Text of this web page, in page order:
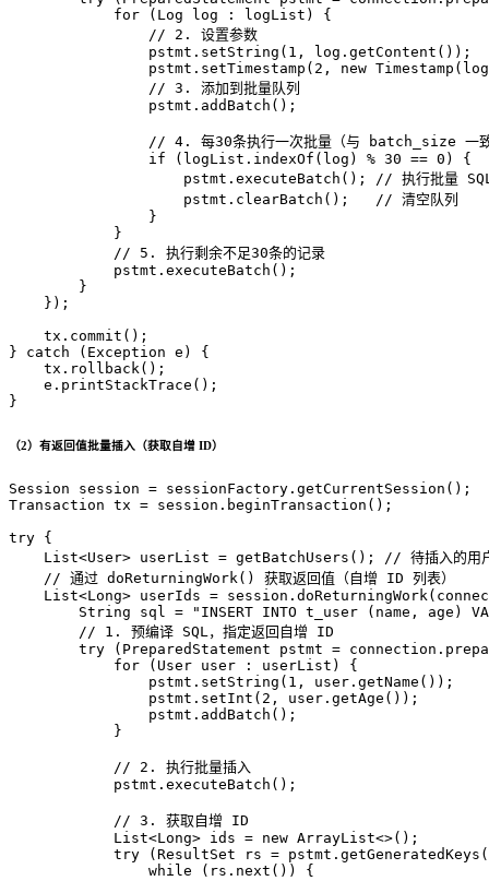
for (Log log : logList) {
// 2. 设置参数
                pstmt.setString(
1 , log.getContent());
                pstmt.setTimestamp(
2 , new Timestamp
// 3. 添加到批量队列
                pstmt.addBatch();
// 4. 每30条执行一次批量（与 batch_size 一
if (logList.indexOf(log) % 30 == 0 ) {
                    pstmt.executeBatch();
// 执行批量
                    pstmt.clearBatch();
// 清空队列
                }
            }
// 5. 执行剩余不足30条的记录
            pstmt.executeBatch();
        }
    });
    tx.commit();
} catch (Exception e) {
    tx.rollback();
    e.printStackTrace();
}
（2）有返回值批量插入（获取自增 ID）
Session session =
Transaction tx = session.beginTransaction();
try {
    List<User> userList = getBatchUsers();
// 待插入的用
// 通过 doReturningWork() 获取返回值（自增 ID 列表）
List<Long> userIds =
String
sql =
"INSERT INTO t_user (name, age)
// 1. 预编译 SQL，指定返回自增 ID
try ( PreparedStatement pstmt =
for (User user : userList) {
                pstmt.setString(
1 , user.getName());
                pstmt.setInt(
2 , user.getAge());
                pstmt.addBatch();
            }
// 2. 执行批量插入
            pstmt.executeBatch();
// 3. 获取自增 ID
            List<Long> ids =
new ArrayList<>();
try ( ResultSet rs =
while (rs.next()) {